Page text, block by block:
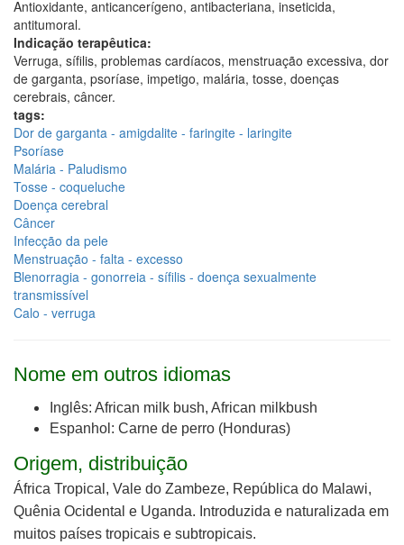
Antioxidante, anticancerígeno, antibacteriana, inseticida,
antitumoral.
Indicação terapêutica:
Verruga, sífilis, problemas cardíacos, menstruação excessiva, dor
de garganta, psoríase, impetigo, malária, tosse, doenças
cerebrais, câncer.
tags:
Dor de garganta - amigdalite - faringite - laringite
Psoríase
Malária - Paludismo
Tosse - coqueluche
Doença cerebral
Câncer
Infecção da pele
Menstruação - falta - excesso
Blenorragia - gonorreia - sífilis - doença sexualmente
transmissível
Calo - verruga
Nome em outros idiomas
Inglês: African milk bush, African milkbush
Espanhol: Carne de perro (Honduras)
Origem, distribuição
África Tropical, Vale do Zambeze, República do Malawi,
Quênia Ocidental e Uganda. Introduzida e naturalizada em
muitos países tropicais e subtropicais.